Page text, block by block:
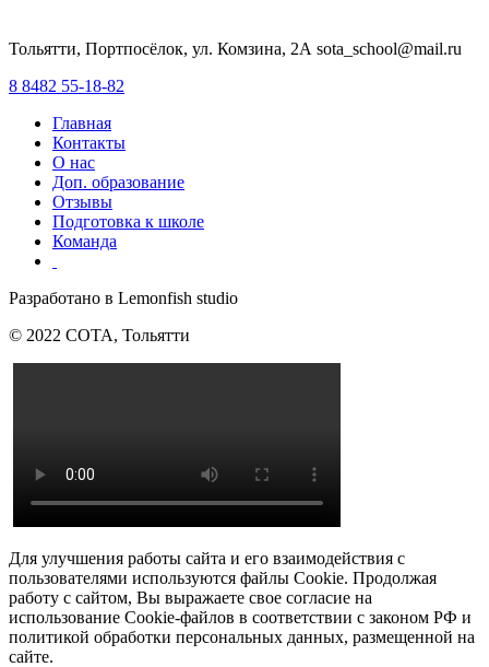
Тольятти, Портпосёлок, ул. Комзина, 2А sota_school@mail.ru
8 8482 55-18-82
Главная
Контакты
О нас
Доп. образование
Отзывы
Подготовка к школе
Команда
Разработано в Lemonfish studio
© 2022 СОТА, Тольятти
Для улучшения работы сайта и его взаимодействия с
пользователями используются файлы Сookie. Продолжая
работу с сайтом, Вы выражаете свое согласие на
использование Cookie-файлов в соответствии с законом РФ и
политикой обработки персональных данных, размещенной на
сайте.